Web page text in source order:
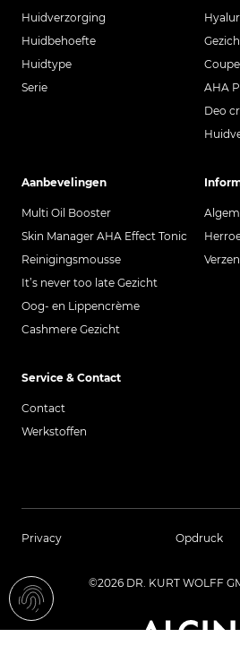
Huidverzorging
Huidbehoefte
Huidtype
Serie
AHA
Deo
Aanbevelingen
Multi Oil Booster
Skin Manager AHA Effect Tonic
Reinigingsmousse
It’s never too late Gezicht
Oog- en Lippencrème
Cashmere Gezicht
Service & Contact
Contact
Werkstoffen
Privacy Opdruck
©2026 DR. KURT WOLFF